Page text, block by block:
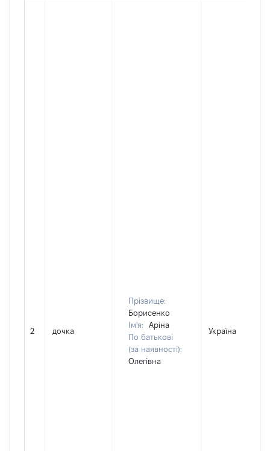
2 дочка
Прізвище:
Борисенко
Ім'я:
Аріна
По батькові
(за наявності):
Олегівна
Україна